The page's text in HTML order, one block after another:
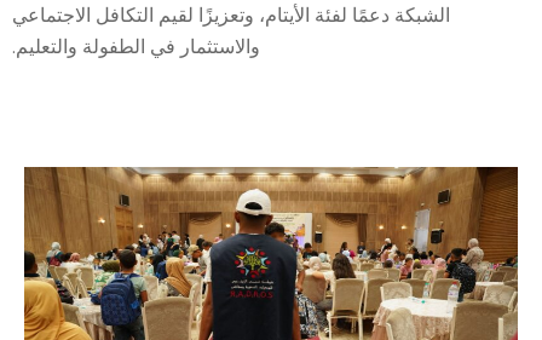
الشبكة دعمًا لفئة الأيتام، وتعزيزًا لقيم التكافل الاجتماعي
والاستثمار في الطفولة والتعليم.